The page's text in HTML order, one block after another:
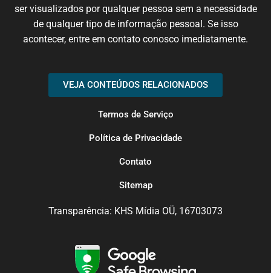
servisualizadospor qualquer pessoa sem a necessidade
de qualquertipo de informaçãopessoal. Seisso
acontecer, entre em contato conosco imediatamente.
VEJA CONTEÚDOS RELACIONADOS
Termos de Serviço
Política de Privacidade
Contato
Sitemap
Transparência: KHS Mídia OÜ, 16703073